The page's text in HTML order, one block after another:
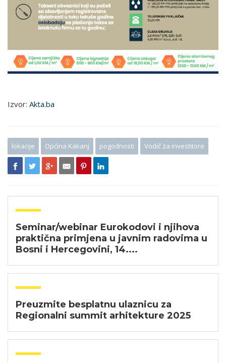
Izvor: Akta.ba
lokacije Općina Kakanj pogodnosti Vodič za investitore
Seminar/webinar Eurokodovi i njihova
praktična primjena u javnim radovima u
Bosni i Hercegovini, 14....
Preuzmite besplatnu ulaznicu za
Regionalni summit arhitekture 2025